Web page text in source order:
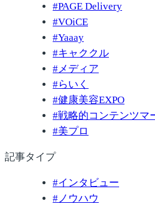
#PAGE Delivery
#VOiCE
#Yaaay
#キャククル
#メディア
#らいく
#健康美容EXPO
#戦略的コンテンツマ
#美プロ
記事タイプ
#インタビュー
# ノウハウ